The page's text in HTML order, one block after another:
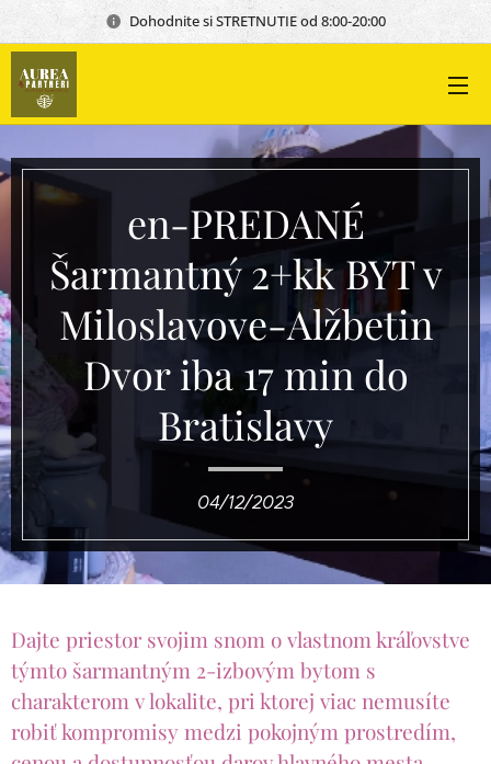
Dohodnite si STRETNUTIE od 8:00-20:00
en-PREDANÉ
Šarmantný 2+kk BYT v
Miloslavove-Alžbetin
Dvor iba 17 min do
Bratislavy
04/12/2023
Dajte priestor svojim snom o vlastnom kráľovstve
týmto šarmantným 2-izbovým bytom s
charakterom v lokalite, pri ktorej viac nemusíte
robiť kompromisy medzi pokojným prostredím,